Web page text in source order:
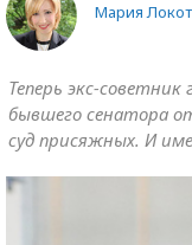
Мария
Теперь экс-
бывшего сенатора
суд присяжных. И